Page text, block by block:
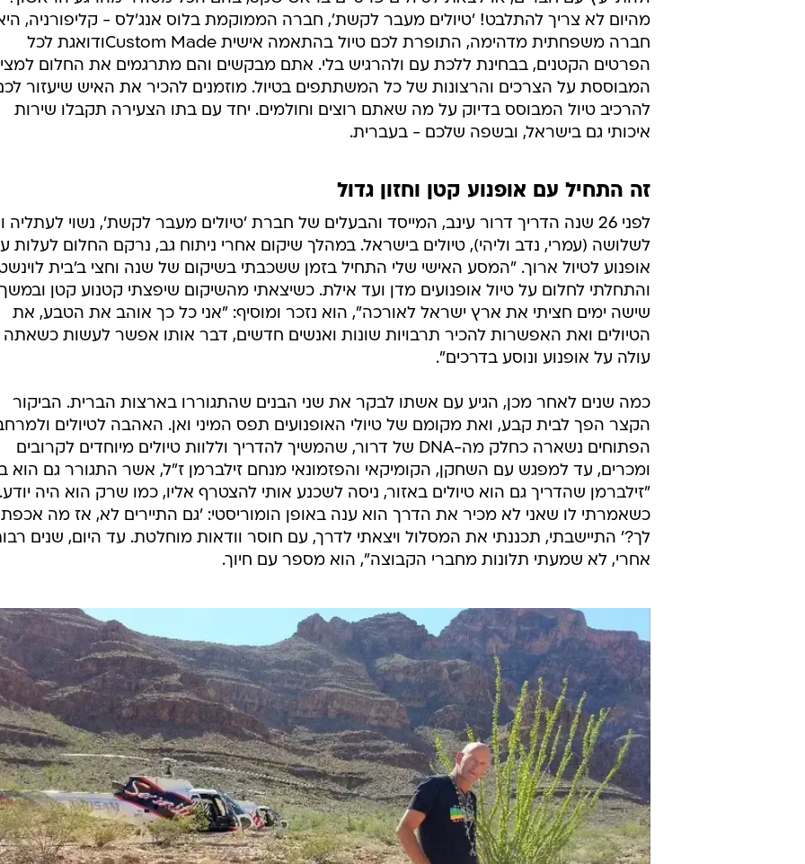
מהיום לא צריך להתלבט! 'טיולים מעבר לקשת', חברה הממוקמת בלוס אנג'לס - קליפורניה,
חברה משפחתית מדהימה, התופרת לכם טיול בהתאמה אישית Custom Madeודואגת לכל
הפרטים הקטנים, בבחינת ללכת עם ולהרגיש בלי. אתם מבקשים והם מתרגמים את החלום
המבוססת על הצרכים והרצונות של כל המשתתפים בטיול. מוזמנים להכיר את האיש שיעזור
להרכיב טיול המבוסס בדיוק על מה שאתם רוצים וחולמים. יחד עם בתו הצעירה תקבלו שירות
איכותי גם בישראל, ובשפה שלכם - בעברית.
זה התחיל עם אופנוע קטן וחזון גדול
לפני 26 שנה הדריך דרור עינב, המייסד והבעלים של חברת 'טיולים מעבר לקשת', נשוי לעתליה
לשלושה (עמרי, נדב וליהי), טיולים בישראל. במהלך שיקום אחרי ניתוח גב, נרקם החלום לעלות
אופנוע לטיול ארוך. "המסע האישי שלי התחיל בזמן ששכבתי בשיקום של שנה וחצי ב'בית
והתחלתי לחלום על טיול אופנועים מדן ועד אילת. כשיצאתי מהשיקום שיפצתי קטנוע קטן ובמשך
שישה ימים חציתי את ארץ ישראל לאורכה", הוא נזכר ומוסיף: "אני כל כך אוהב את הטבע, את
הטיולים ואת האפשרות להכיר תרבויות שונות ואנשים חדשים, דבר אותו אפשר לעשות כשאתה
עולה על אופנוע ונוסע בדרכים".
כמה שנים לאחר מכן, הגיע עם אשתו לבקר את שני הבנים שהתגוררו בארצות הברית. הביקור
הקצר הפך לבית קבע, ואת מקומם של טיולי האופנועים תפס המיני ואן. האהבה לטיולים
הפתוחים נשארה כחלק מה-DNA של דרור, שהמשיך להדריך וללוות טיולים מיוחדים לקרובים
ומכרים, עד למפגש עם השחקן, הקומיקאי והפזמונאי מנחם זילברמן ז"ל, אשר התגורר גם הוא
"זילברמן שהדריך גם הוא טיולים באזור, ניסה לשכנע אותי להצטרף אליו, כמו שרק הוא היה יודע.
כשאמרתי לו שאני לא מכיר את הדרך הוא ענה באופן הומוריסטי: 'גם התיירים לא, אז מה אכפת
לך?' התיישבתי, תכננתי את המסלול ויצאתי לדרך, עם חוסר וודאות מוחלטת. עד היום, שנים
אחרי, לא שמעתי תלונות מחברי הקבוצה", הוא מספר עם חיוך.